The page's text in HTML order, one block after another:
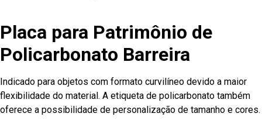
Placa para Patrimônio de
Policarbonato Barreira
Indicado para objetos com formato curvilíneo devido a maior
flexibilidade do material. A etiqueta de policarbonato também
oferece a possibilidade de personalização de tamanho e cores.